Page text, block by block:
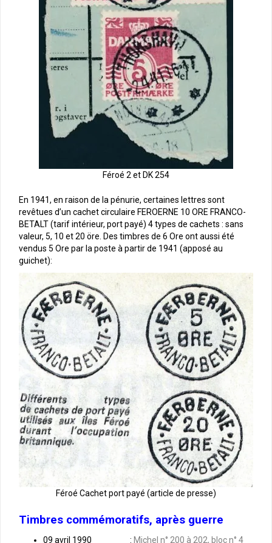
Féroé 2 et DK 254
En 1941, en raison de la pénurie, certaines lettres sont
revêtues d’un cachet circulaire FEROERNE 10 ORE FRANCO-
BETALT (tarif intérieur, port payé) 4 types de cachets : sans
valeur, 5, 10 et 20 öre. Des timbres de 6 Ore ont aussi été
vendus 5 Ore par la poste à partir de 1941 (apposé au
guichet):
Féroé Cachet port payé (article de presse)
Timbres commémoratifs, après guerre
09 avril 1990 : Michel n° 200 à 202, bloc n° 4